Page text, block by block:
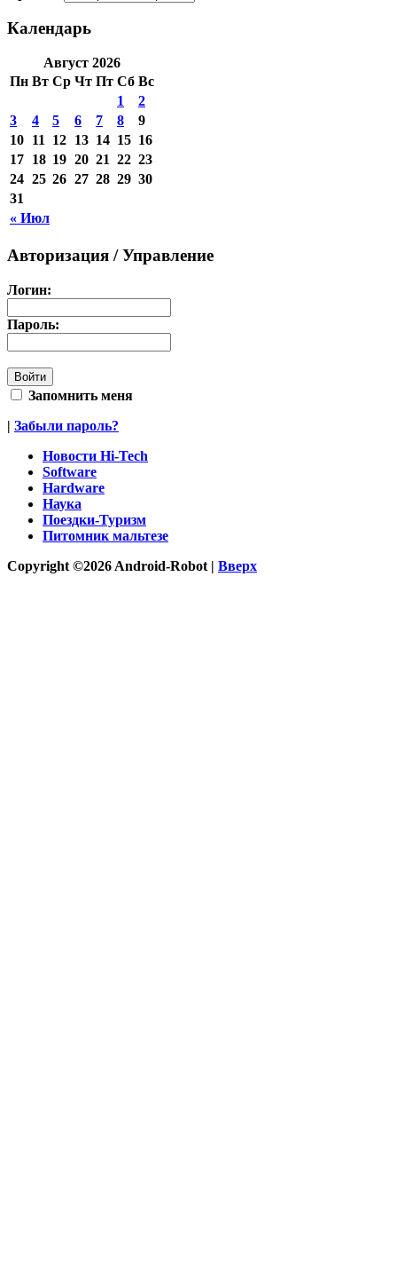
Календарь
Август 2026
Пн Вт Ср Чт Пт Сб Вс
« Июл
1
2
3
4 5 6 7 8
9
10 11 12 13 14 15 16
17 18 19 20 21 22 23
24 25 26 27 28 29 30
31
Авторизация / Управление
Логин:
Пароль:
Запомнить меня
| Забыли пароль?
Новости Hi-Tech
Software
Hardware
Наука
Поездки-Туризм
Питомник мальтезе
Copyright ©2026 Android-Robot | Вверх